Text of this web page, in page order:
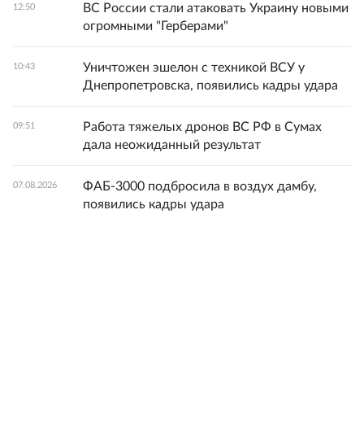
12:50
ВС России стали атаковать Украину новыми
огромными "Герберами"
10:43
Уничтожен эшелон с техникой ВСУ у
Днепропетровска, появились кадры удара
09:51
Работа тяжелых дронов ВС РФ в Сумах
дала неожиданный результат
07.08.2026
ФАБ-3000 подбросила в воздух дамбу,
появились кадры удара